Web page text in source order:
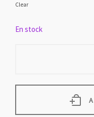
Clear
En stock